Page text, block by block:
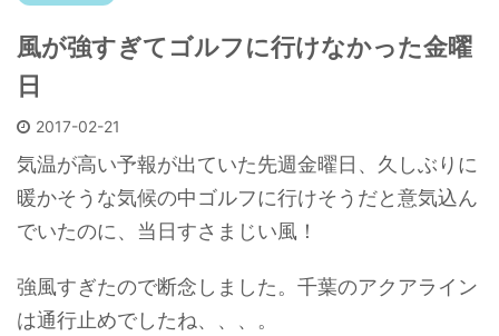
風が強すぎてゴルフに行けなかった金曜
日
2017-02-21
気温が高い予報が出ていた先週金曜日、久しぶりに
暖かそうな気候の中ゴルフに行けそうだと意気込ん
でいたのに、当日すさまじい風！
強風すぎたので断念しました。千葉のアクアライン
は通行止めでしたね、、、。